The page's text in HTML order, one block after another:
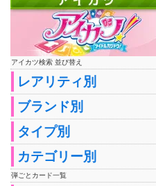
アイカツ検索 並び替え
レアリティ別
ブランド別
タイプ別
カテゴリー別
弾ごとカード一覧